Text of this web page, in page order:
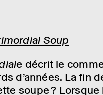
Soup
décrit le
d’an­nées. La fin
soupe ? Lorsque